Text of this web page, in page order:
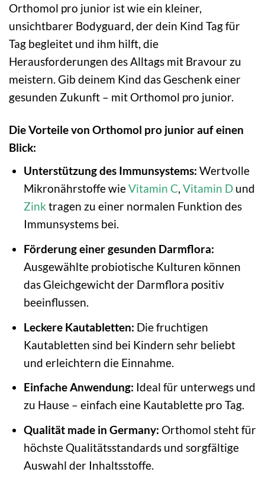
Orthomol pro junior ist wie ein kleiner,
unsichtbarer Bodyguard, der dein Kind Tag für
Tag begleitet und ihm hilft, die
Herausforderungen des Alltags mit Bravour zu
meistern. Gib deinem Kind das Geschenk einer
gesunden Zukunft – mit Orthomol pro junior.
Die Vorteile von Orthomol pro junior auf einen
Blick:
Unterstützung des Immunsystems: Wertvolle
Mikronährstoffe wieVitamin C, Vitamin Dund
Zink tragen zu einer normalen Funktion des
Immunsystems bei.
Förderung einer gesunden Darmflora:
Ausgewählte probiotische Kulturen können
das Gleichgewicht der Darmflora positiv
beeinflussen.
Leckere Kautabletten: Die fruchtigen
Kautabletten sind bei Kindern sehr beliebt
und erleichtern die Einnahme.
Einfache Anwendung: Ideal für unterwegs und
zu Hause – einfach eine Kautablette pro Tag.
Qualität made in Germany: Orthomol steht für
höchste Qualitätsstandards und sorgfältige
Auswahl der Inhaltsstoffe.